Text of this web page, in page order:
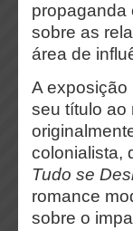
propaganda
sobre as
área de
A exposição
seu título ao
colonialista,
Tudo se
romance
sobre o